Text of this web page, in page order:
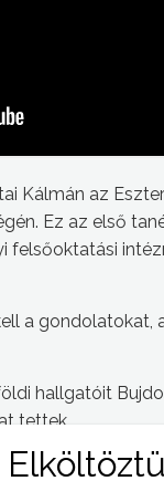
Kálmán az
Ez az első
felsőoktatási
a gondolatokat,
hallgatóit
tettek.
is, és az